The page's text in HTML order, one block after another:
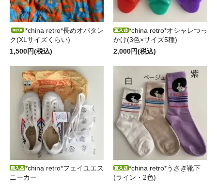
*china retro*長めオバタン
ク(XLサイズくらい)
1,500円(税込)
*china retro*オシャレつっ
かけ(3色×サイズ5種)
2,000円(税込)
*china retro*フェイユエス
ニーカー
*china retro*うさぎ靴下
(ライン・2色)